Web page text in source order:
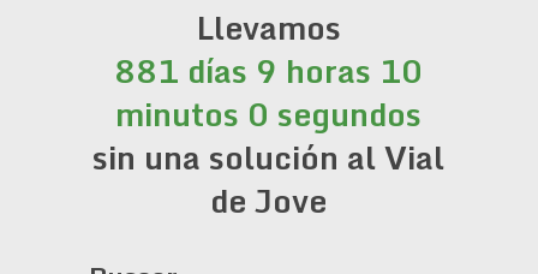
Llevamos
881 días 9 horas 10
minutos 1 segundo
sin una solución al Vial
de Jove